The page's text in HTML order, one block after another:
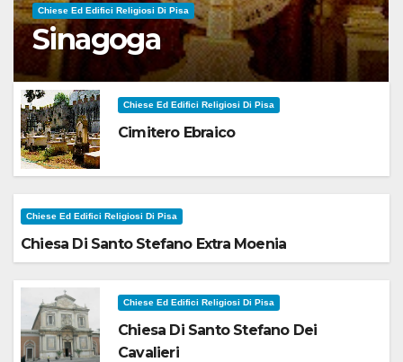
Chiese Ed Edifici Religiosi Di Pisa
Sinagoga
Chiese Ed Edifici Religiosi Di Pisa
Cimitero Ebraico
Chiese Ed Edifici Religiosi Di Pisa
Chiesa Di Santo Stefano Extra Moenia
Chiese Ed Edifici Religiosi Di Pisa
Chiesa Di Santo Stefano Dei
Cavalieri